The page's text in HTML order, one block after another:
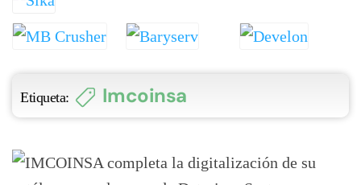
Etiqueta: Imcoinsa